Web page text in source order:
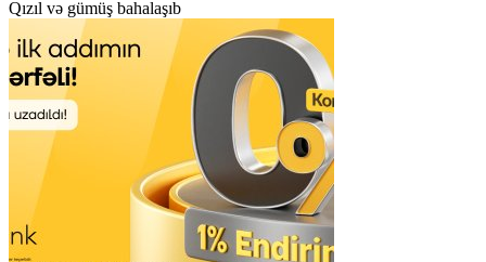
Qızıl və gümüş bahalaşıb